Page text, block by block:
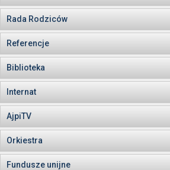
Rada Rodziców
Referencje
Biblioteka
Internat
AjpiTV
Orkiestra
Fundusze unijne